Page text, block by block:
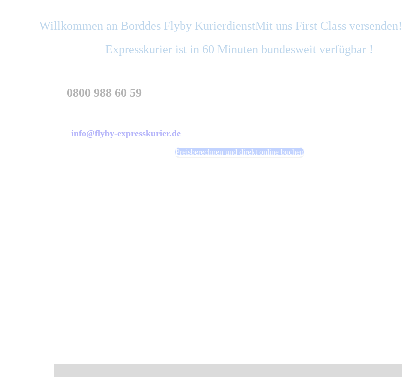
Willkommen an Borddes Flyby KurierdienstMit uns First Class versenden!
Expresskurier ist in 60 Minuten bundesweit verfügbar !
0800 988 60 59
info@flyby-expresskurier.de
Preisberechnen und direkt online buchen